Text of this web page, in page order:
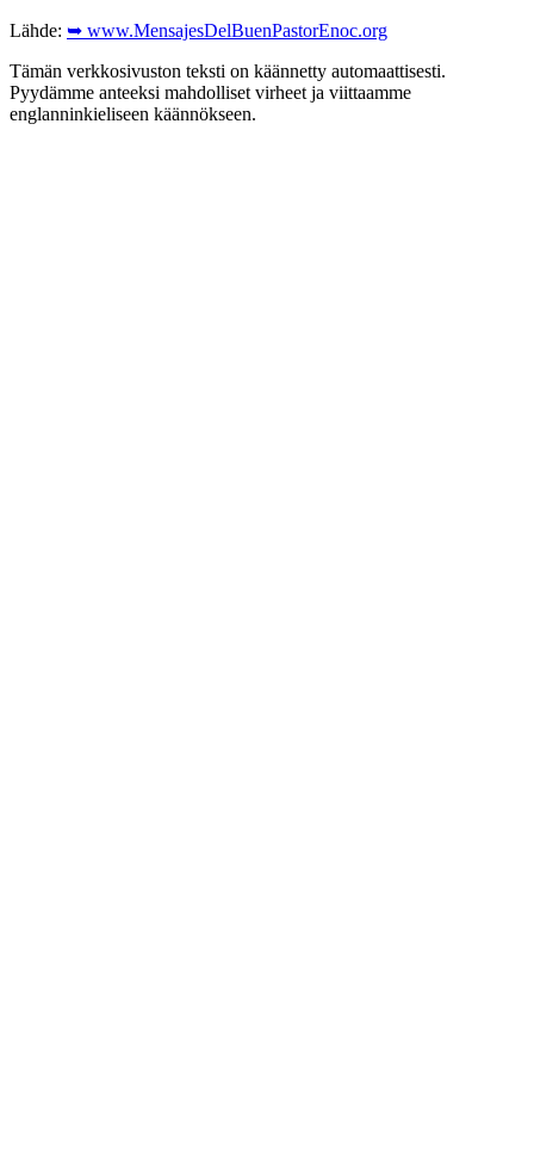
Lähde: ➥ www.MensajesDelBuenPastorEnoc.org
Tämän verkkosivuston teksti on käännetty automaattisesti.
Pyydämme anteeksi mahdolliset virheet ja viittaamme
englanninkieliseen käännökseen.